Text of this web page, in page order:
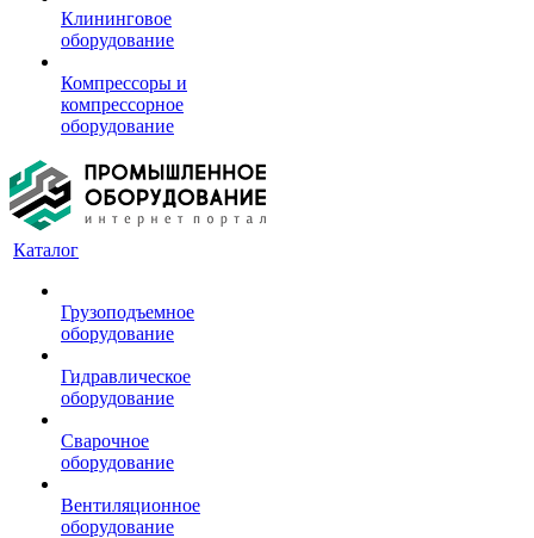
Клининговое
оборудование
Компрессоры и
компрессорное
оборудование
Каталог
Грузоподъемное
оборудование
Гидравлическое
оборудование
Сварочное
оборудование
Вентиляционное
оборудование